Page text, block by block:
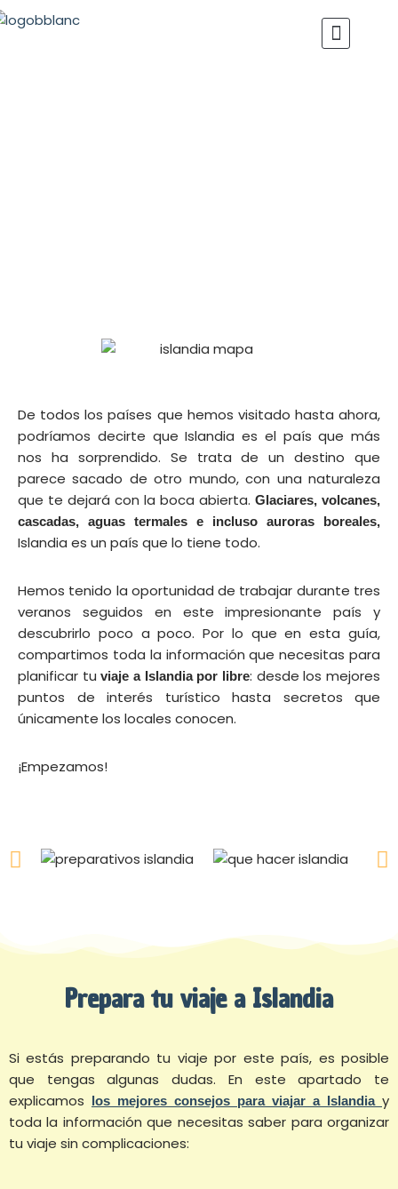
De todos los países que hemos visitado hasta ahora,
podríamos decirte que Islandia es el país que más
nos ha sorprendido. Se trata de un destino que
parece sacado de otro mundo, con una naturaleza
que te dejará con la boca abierta. Glaciares, volcanes,
cascadas, aguas termales e incluso auroras boreales,
Islandia es un país que lo tiene todo.
Hemos tenido la oportunidad de trabajar durante tres
veranos seguidos en este impresionante país y
descubrirlo poco a poco. Por lo que en esta guía,
compartimos toda la información que necesitas para
planificar tuviaje a Islandia por libre: desde los mejores
puntos de interés turístico hasta secretos que
únicamente los locales conocen.
¡Empezamos!
Prepara tu viaje a Islandia
Si estás preparando tu viaje por este país, es posible
que tengas algunas dudas. En este apartado te
explicamos los mejores consejos para viajar a Islandia y
toda la información que necesitas saber para organizar
tu viaje sin complicaciones: